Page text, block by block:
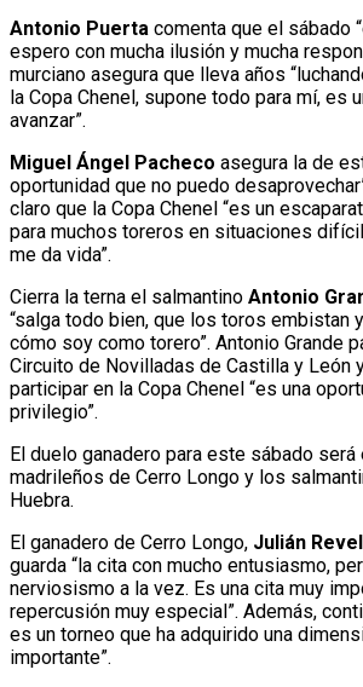
Antonio Puerta comenta que el sábado
espero con mucha ilusión y mucha
murciano asegura que lleva años
la Copa Chenel, supone todo para mí, es
avanzar”.
Miguel Ángel Pacheco asegura la de
oportunidad que no puedo
claro que la Copa Chenel “es un
para muchos toreros en situaciones
me da vida”.
Cierra la terna el salmantino Antonio
“salga todo bien, que los toros embistan
cómo soy como torero”. Antonio Grande
Circuito de Novilladas de Castilla y León
participar en la Copa Chenel “es una
privilegio”.
El duelo ganadero para este sábado
madrileños de Cerro Longo y los
Huebra.
El ganadero de Cerro Longo, Julián
guarda “la cita con mucho entusiasmo,
nerviosismo a la vez. Es una cita muy
repercusión muy especial”. Además,
es un torneo que ha adquirido una
importante”.